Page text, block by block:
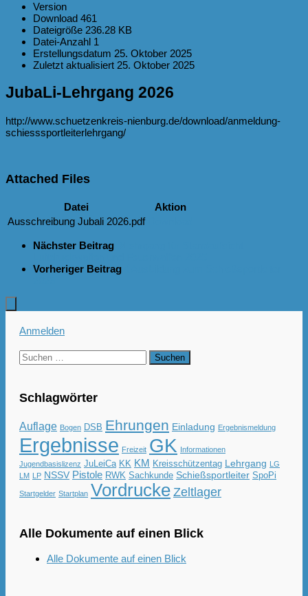
Version
Download 461
Dateigröße 236.28 KB
Datei-Anzahl 1
Erstellungsdatum 25. Oktober 2025
Zuletzt aktualisiert 25. Oktober 2025
JubaLi-Lehrgang 2026
http://www.schuetzenkreis-nienburg.de/download/anmeldung-
schiesssportleiterlehrgang/
Attached Files
Datei
Aktion
Ausschreibung Jubali 2026.pdf
Nächster Beitrag
Vorheriger Beitrag
Anmelden
Suchen
nach:
Schlagwörter
Auflage Bogen DSB Ehrungen Einladung Ergebnismeldung
Ergebnisse Freizeit GK Informationen
Jugendbasislizenz JuLeiCa KK KM Kreisschützentag Lehrgang LG
LM LP NSSV Pistole RWK Sachkunde Schießsportleiter SpoPi
Startgelder Startplan Vordrucke Zeltlager
Alle Dokumente auf einen Blick
Alle Dokumente auf einen Blick